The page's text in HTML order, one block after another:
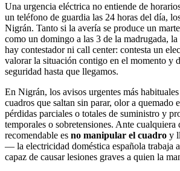
Una urgencia eléctrica no entiende de
un teléfono de guardia las 24 horas del día,
Nigrán. Tanto si la avería se produce un
como un domingo a las 3 de la madrugada,
hay contestador ni call center: contesta un
valorar la situación contigo en el momento y
seguridad hasta que llegamos.
En Nigrán, los avisos urgentes más
cuadros que saltan sin parar, olor a quemado
pérdidas parciales o totales de suministro y
temporales o sobretensiones. Ante cualquiera
recomendable es no manipular el cuadro y
— la electricidad doméstica española trabaja
capaz de causar lesiones graves a quien la